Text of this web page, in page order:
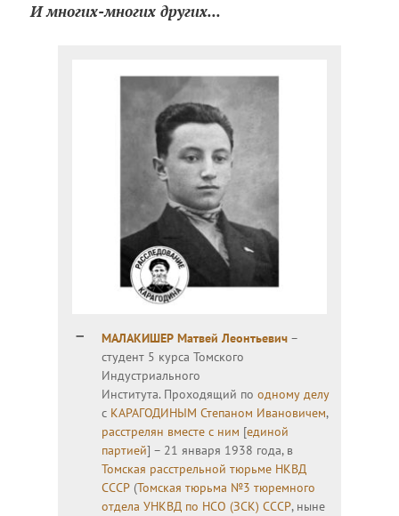
И многих-многих других...
МАЛАКИШЕР Матвей Леонтьевич –
студент 5 курса Томского
Индустриального
Института. Проходящий по одному делу
с КАРАГОДИНЫМ Степаном Ивановичем,
расстрелян вместе с ним [единой
партией] – 21 января 1938 года, в
Томская расстрельной тюрьме НКВД
СССР (Томская тюрьма №3 тюремного
отдела УНКВД по НСО (ЗСК) СССР, ныне